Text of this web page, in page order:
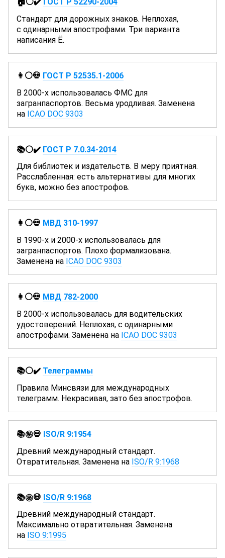
Стандарт для дорожных знаков. Неплохая,
с одинарными апострофами. Три варианта
написания Ё.
👩⚪💀 ГОСТ Р 52535.1-2006
В 2000-х использовалась ФМС для
загранпаспортов. Весьма уродливая. Заменена
на ICAO DOC 9303
📚⚪✔️ ГОСТ Р 7.0.34-2014
Для библиотек и издательств. В меру приятная.
Расслабленная: есть альтернативы для многих
букв, можно без апострофов.
👩⚪💀 МВД 310-1997
В 1990-х и 2000-х использовалась для
загранпаспортов. Плохо формализована.
Заменена на ICAO DOC 9303
👩⚪💀 МВД 782-2000
В 2000-х использовалась для водительских
удостоверений. Неплохая, с одинарными
апострофами. Заменена на ICAO DOC 9303
📚⚪✔️ Телеграммы
Правила Минсвязи для международных
телеграмм. Некрасивая, зато без апострофов.
📚㊙️💀 ISO/R 9:1954
Древний международный стандарт.
Отвратительная. Заменена на ISO/R 9:1968
📚㊙️💀 ISO/R 9:1968
Древний международный стандарт.
Максимально отвратительная. Заменена
на ISO 9:1995